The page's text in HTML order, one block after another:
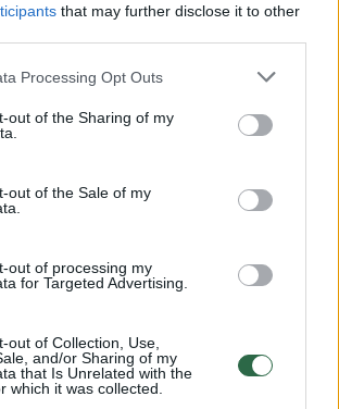
that may further disclose it to other
Processing Opt Outs
out of the Sharing of my
out of the Sale of my
out of processing my
for Targeted Advertising.
out of Collection, Use,
and/or Sharing of my
that Is Unrelated with the
which it was collected.
laiko bandymu įsitvirtinti
jis yra neteisus
00:05:25
prisiminė jaudinančią akimirką